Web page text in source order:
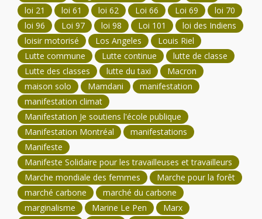
loi 21
loi 61 loi 62 Loi 66 Loi 69
loi 70
loi 96
Loi 97 loi 98 Loi 101
loi des Indiens
loisir motorisé
Los Angeles
Louis Riel
Lutte commune
Lutte continue
lutte de classe
Lutte des classes
lutte du taxi
Macron
maison solo
Mamdani
manifestation
manifestation climat
Manifestation Je soutiens l'école publique
Manifestation Montréal
manifestations
Manifeste
Manifeste Solidaire pour les travailleuses et travailleurs
Marche mondiale des femmes
Marche pour la forêt
marché carbone
marché du carbone
marginalisme
Marine Le Pen
Marx